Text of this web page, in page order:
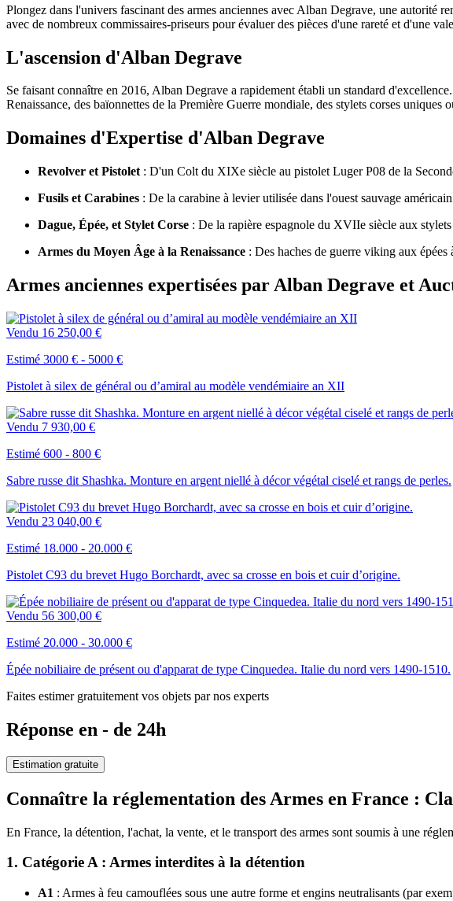
Plongez dans l'univers fascinant des armes anciennes avec Alban Degrave, une autorité
avec de nombreux commissaires-priseurs pour évaluer des pièces d'une rareté et d'une
L'ascension d'Alban Degrave
Se faisant connaître en 2016, Alban Degrave a rapidement établi un standard
Renaissance, des baïonnettes de la Première Guerre mondiale, des stylets corses uniques
Domaines d'Expertise d'Alban Degrave
Revolver et Pistolet : D'un Colt du XIXe siècle au pistolet Luger P08 de la
Fusils et Carabines : De la carabine à levier utilisée dans l'ouest sauvage
Dague, Épée, et Stylet Corse : De la rapière espagnole du XVIIe siècle aux
Armes du Moyen Âge à la Renaissance : Des haches de guerre viking aux
Armes anciennes expertisées par Alban Degrave et
Vendu 16 250,00 €
Estimé 3000 € - 5000 €
Pistolet à silex de général ou d’amiral au modèle vendémiaire an XII
Vendu 7 930,00 €
Estimé 600 - 800 €
Sabre russe dit Shashka. Monture en argent niellé à décor végétal ciselé et rangs de perles.
Vendu 23 040,00 €
Estimé 18.000 - 20.000 €
Pistolet C93 du brevet Hugo Borchardt, avec sa crosse en bois et cuir d’origine.
Vendu 56 300,00 €
Estimé 20.000 - 30.000 €
Épée nobiliaire de présent ou d'apparat de type Cinquedea. Italie du nord vers 1490-1510.
Faites estimer gratuitement vos objets par nos experts
Réponse en - de 24h
Estimation gratuite
Connaître la réglementation des Armes en France :
En France, la détention, l'achat, la vente, et le transport des armes sont soumis à une
1. Catégorie A : Armes interdites à la détention
A1 : Armes à feu camouflées sous une autre forme et engins neutralisants (par